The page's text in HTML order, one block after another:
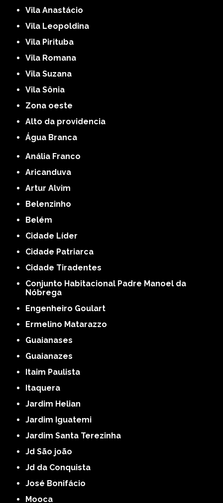
Vila Anastácio
Vila Leopoldina
Vila Pirituba
Vila Romana
Vila Suzana
Vila Sônia
Zona oeste
alto da providencia
Água Branca
Anália Franco
Aricanduva
Artur Alvim
Belenzinho
Belém
Cidade Líder
Cidade Patriarca
Cidade Tiradentes
Conjunto Habitacional Padre Manoel da
Nóbrega
Engenheiro Goulart
Ermelino Matarazzo
Guaianases
Guaianazes
Itaim Paulista
Itaquera
Jardim Helian
Jardim Iguatemi
Jardim Santa Terezinha
Jd São joão
Jd da Conquista
José Bonifácio
Mooca